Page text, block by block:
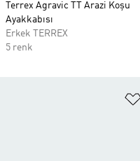
Terrex Agravic TT Arazi Koşu
Ayakkabısı
Erkek TERREX
5 renk